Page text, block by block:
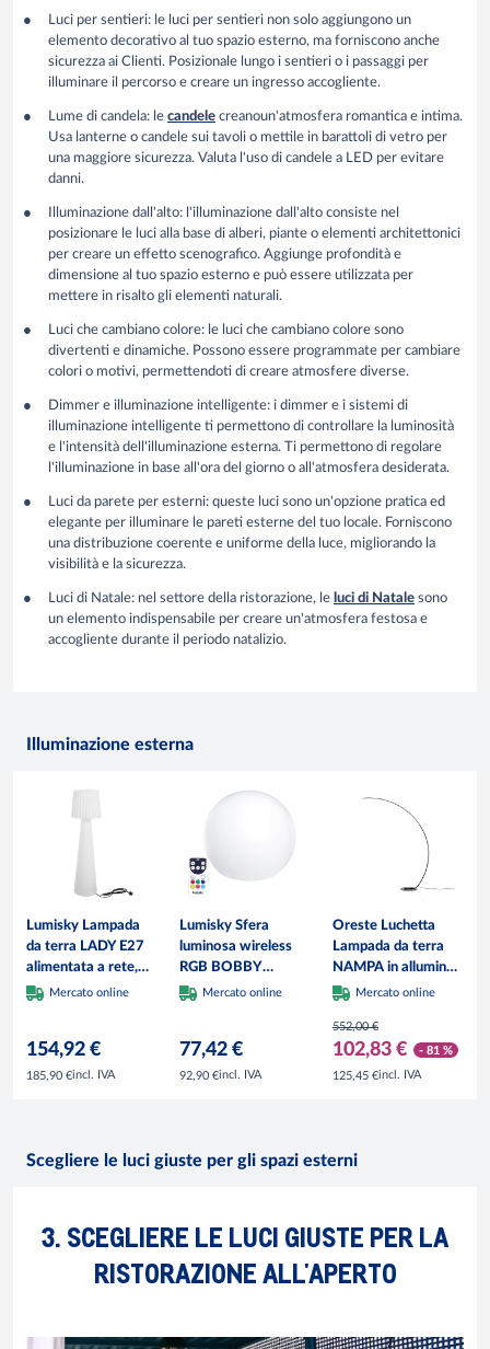
Luci per sentieri: le luci per sentieri non solo aggiungono un
elemento decorativo al tuo spazio esterno, ma forniscono anche
sicurezza ai Clienti. Posizionale lungo i sentieri o i passaggi per
illuminare il percorso e creare un ingresso accogliente.
Lume di candela: le candele creanoun'atmosfera romantica e intima.
Usa lanterne o candele sui tavoli o mettile in barattoli di vetro per
una maggiore sicurezza. Valuta l'uso di candele a LED per evitare
danni.
Illuminazione dall'alto: l'illuminazione dall'alto consiste nel
posizionare le luci alla base di alberi, piante o elementi architettonici
per creare un effetto scenografico. Aggiunge profondità e
dimensione al tuo spazio esterno e può essere utilizzata per
mettere in risalto gli elementi naturali.
Luci che cambiano colore: le luci che cambiano colore sono
divertenti e dinamiche. Possono essere programmate per cambiare
colori o motivi, permettendoti di creare atmosfere diverse.
Dimmer e illuminazione intelligente: i dimmer e i sistemi di
illuminazione intelligente ti permettono di controllare la luminosità
e l'intensità dell'illuminazione esterna. Ti permettono di regolare
l'illuminazione in base all'ora del giorno o all'atmosfera desiderata.
Luci da parete per esterni: queste luci sono un'opzione pratica ed
elegante per illuminare le pareti esterne del tuo locale. Forniscono
una distribuzione coerente e uniforme della luce, migliorando la
visibilità e la sicurezza.
Luci di Natale: nel settore della ristorazione, le luci di Natale sono
un elemento indispensabile per creare un'atmosfera festosa e
accogliente durante il periodo natalizio.
Illuminazione esterna
Lumisky Lampada
da terra LADY E27
alimentata a rete,
altezza 150 cm
Mercato online
154,92 €
185,90 €incl. IVA
Lumisky Sfera
luminosa wireless
RGB BOBBY
D60CM Polietilene
Mercato online
77,42 €
92,90 €incl. IVA
Oreste Luchetta
Lampada da terra
NAMPA in alluminio
H.175 L.130 P.32
Mercato online
552,00 €
102,83 € - 81 %
125,45 €incl. IVA
Scegliere le luci giuste per gli spazi esterni
3. SCEGLIERE LE LUCI GIUSTE PER LA
RISTORAZIONE ALL'APERTO